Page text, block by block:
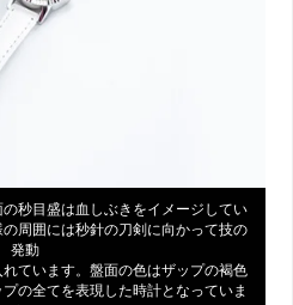
秒目盛は血しぶきをイメージしてい
周囲には秒針の刀剣に向かって技の
発動
ています。盤面の色はザップの褐色
の全てを表現した時計となっていま